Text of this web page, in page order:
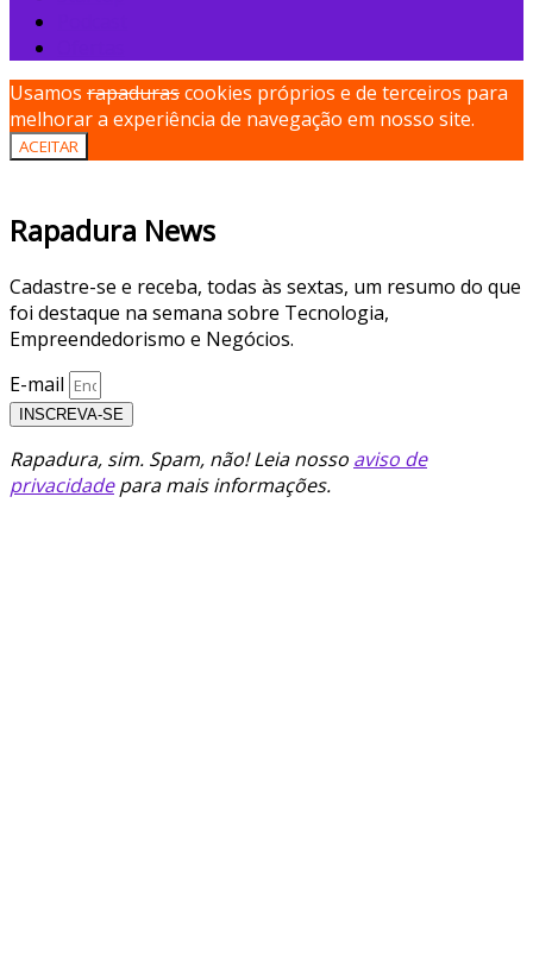
Usamos rapadurascookies próprios e de terceiros para
melhorar a experiência de navegação em nosso site.
ACEITAR
Rapadura News
Cadastre-se e receba, todas às sextas, um resumo do que
foi destaque na semana sobre Tecnologia,
Empreendedorismo e Negócios.
E-mail
INSCREVA-SE
Rapadura, sim. Spam, não! Leia nosso aviso de
privacidadepara mais informações.